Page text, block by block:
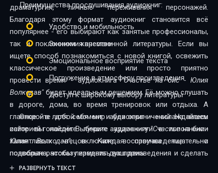
драматургия, личные переживания персонажей.
Благодаря этому формат аудиокниг становится всё
популярнее - его выбирают как занятые профессионалы,
так и поклонники качественной литературы. Если вы
ищете способ познакомиться с новой книгой, освежить
классическое произведение или просто приятно
провести время - аудиокнига"Счастье на бис - Юлия
Волкодав" будет идеальным решением. Её можно слушать
в дороге, дома, во время тренировок или отдыха. А
главное - в любой момент и без ограничений. На нашем
сайте вы найдёте лучшие аудиокниги в исполнении
талантливых чтецов. Каждая озвучка тщательно
подобрана, чтобы передать дух произведения и сделать
прослушивание максимально комфортным. Новинки и
Преимущества прослушивания аудиокниг:
Удобство и мобильность
Экономия времени
Эмоциональное восприятие текста
Погружение в атмосферу произведения
Доступ к широкому выбору литературы
Откройте для себя мир аудиокниг - наслаждайтесь
историей голосом. Выберите аудиокнигу"Счастье на бис -
Юлия Волкодав", включите воспроизведение - и
позвольте рассказу изменить ваш день.
РАЗВЕРНУТЬ ТЕКСТ